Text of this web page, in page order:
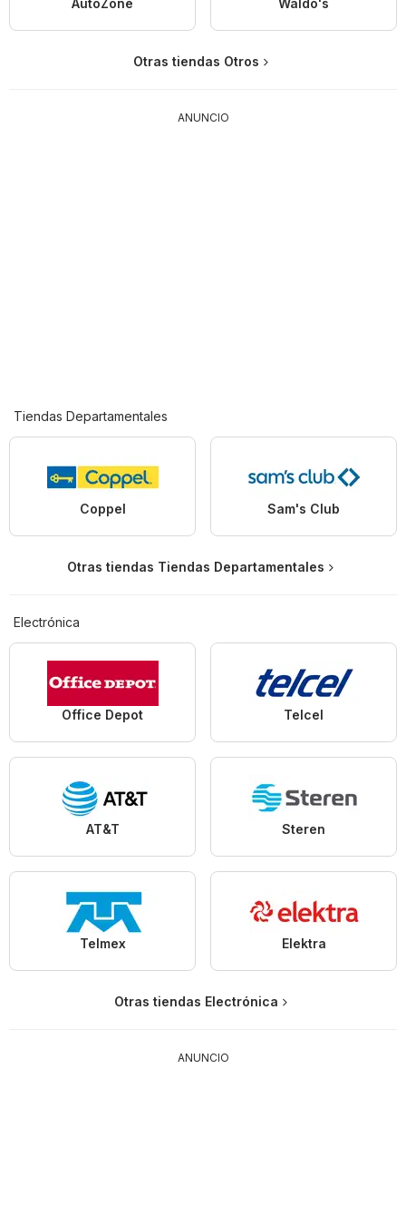
AutoZone Waldo's
Otras tiendas Otros
ANUNCIO
Tiendas Departamentales
Coppel Sam's Club
Otras tiendas Tiendas Departamentales
Electrónica
Office Depot Telcel
AT&T Steren
Telmex Elektra
Otras tiendas Electrónica
ANUNCIO